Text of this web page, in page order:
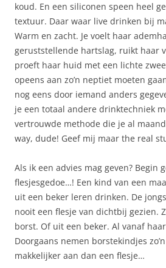
koud. En een siliconen speen heel
textuur. Daar waar live drinken bij
Warm en zacht. Je voelt haar
geruststellende hartslag, ruikt haar
proeft haar huid met een lichte
opeens aan zo’n neptiet moeten
nog eens door iemand anders
je een totaal andere drinktechniek
vertrouwde methode die je al
way, dude! Geef mij maar the real
Als ik een advies mag geven? Begin
flesjesgedoe…! Een kind van een
uit een beker leren drinken. De
nooit een flesje van dichtbij gezien.
borst. Of uit een beker. Al vanaf
Doorgaans nemen borstekindjes
makkelijker aan dan een flesje…